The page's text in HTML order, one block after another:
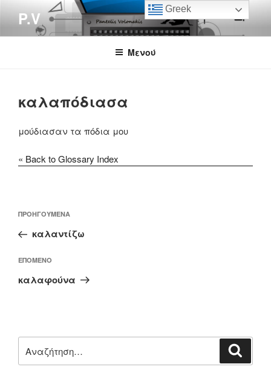
περιεχόμενο
P.V
Μενού
καλαπόδιασα
μούδιασαν τα πόδια μου
« Back to Glossary Index
άρθρων
Προηγούμενο
άρθρο
ΠΡΟΗΓΟΎΜΕΝΑ
καλαντίζω
Επόμενο
άρθρο
ΕΠΌΜΕΝΟ
καλαφούνα
για:
Greek